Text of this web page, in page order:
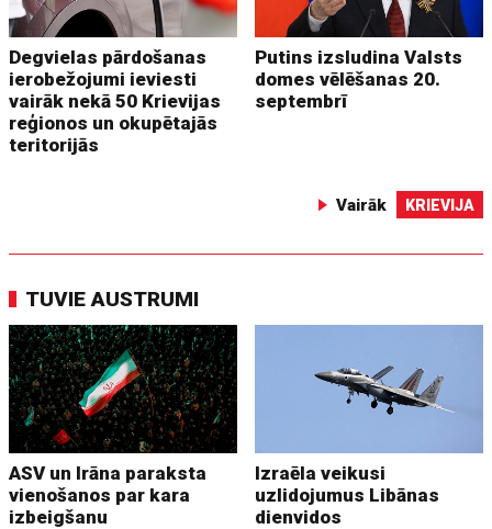
Degvielas pārdošanas
ierobežojumi ieviesti
vairāk nekā 50 Krievijas
reģionos un okupētajās
teritorijās
Putins izsludina Valsts
domes vēlēšanas 20.
septembrī
Vairāk KRIEVIJA
TUVIE AUSTRUMI
ASV un Irāna paraksta
vienošanos par kara
izbeigšanu
Izraēla veikusi
uzlidojumus Libānas
dienvidos